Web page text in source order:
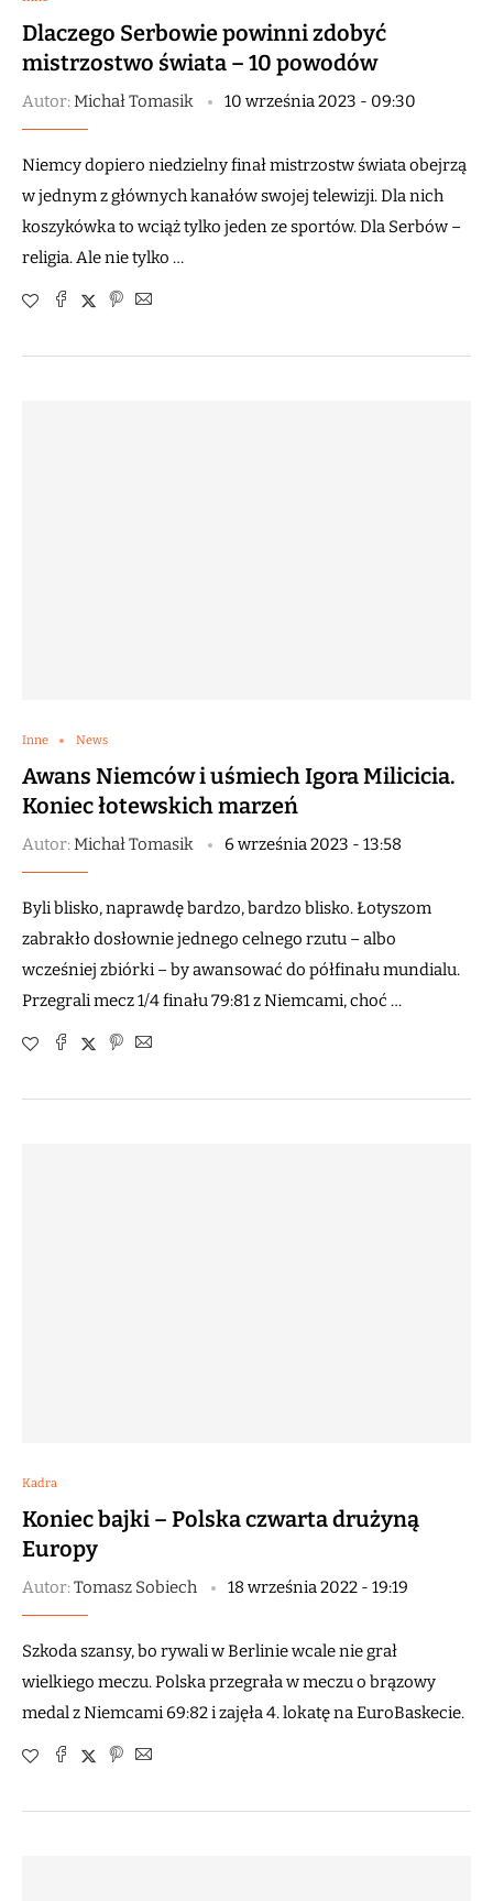
Dlaczego Serbowie powinni zdobyć
mistrzostwo świata – 10 powodów
Autor:Michał Tomasik 10 września 2023 - 09:30
Niemcy dopiero niedzielny finał mistrzostw świata obejrzą
w jednym z głównych kanałów swojej telewizji. Dla nich
koszykówka to wciąż tylko jeden ze sportów. Dla Serbów –
religia. Ale nie tylko …
Inne News
Awans Niemców i uśmiech Igora Milicicia.
Koniec łotewskich marzeń
Autor:Michał Tomasik 6 września 2023 - 13:58
Byli blisko, naprawdę bardzo, bardzo blisko. Łotyszom
zabrakło dosłownie jednego celnego rzutu – albo
wcześniej zbiórki – by awansować do półfinału mundialu.
Przegrali mecz 1/4 finału 79:81 z Niemcami, choć …
Kadra
Koniec bajki – Polska czwarta drużyną
Europy
Autor:Tomasz Sobiech 18 września 2022 - 19:19
Szkoda szansy, bo rywali w Berlinie wcale nie grał
wielkiego meczu. Polska przegrała w meczu o brązowy
medal z Niemcami 69:82 i zajęła 4. lokatę na EuroBaskecie.